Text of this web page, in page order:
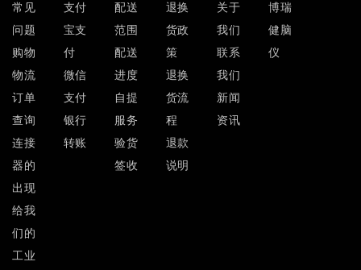
常见
问题
购物
物流
订单
查询
连接
器的
出现
给我
们的
工业
支付
宝支
付
微信
支付
银行
转账
配送
范围
配送
进度
自提
服务
验货
签收
退换
货政
策
退换
货流
程
退款
说明
关于
我们
联系
我们
新闻
资讯
博瑞
健脑
仪